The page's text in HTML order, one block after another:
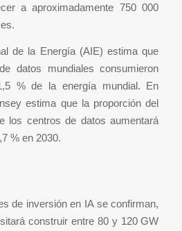
a aproximadamente 750 000
de la Energía (AIE) estima que
datos mundiales consumieron
% de la energía mundial. En
estima que la proporción del
los centros de datos aumentará
% en 2030.
de inversión en IA se confirman,
construir entre 80 y 120 GW